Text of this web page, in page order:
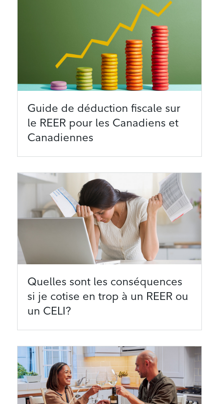
Guide de déduction fiscale sur
le REER pour les Canadiens et
Canadiennes
Quelles sont les conséquences
si je cotise en trop à un REER ou
un CELI?